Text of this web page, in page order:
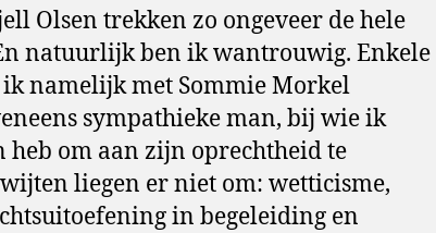
Olsen trekken zo ongeveer de hele
natuurlijk ben ik wantrouwig. Enkele
ik namelijk met Sommie Morkel
sympathieke man, bij wie ik
heb om aan zijn oprechtheid te
liegen er niet om: wetticisme,
in begeleiding en